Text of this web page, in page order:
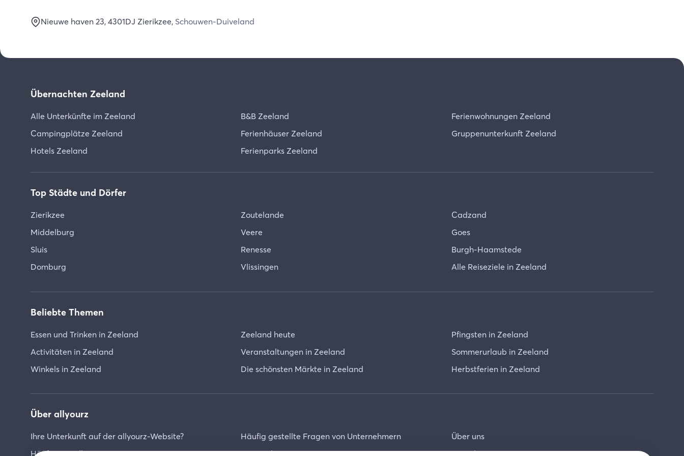
Nieuwe haven 23, 4301DJ Zierikzee, Schouwen-Duiveland
Übernachten Zeeland
Alle Unterkünfte im Zeeland
Campingplätze Zeeland
Hotels Zeeland
B&B Zeeland
Ferienhäuser Zeeland
Ferienparks Zeeland
Ferienwohnungen Zeeland
Gruppenunterkunft Zeeland
Top Städte und Dörfer
Zierikzee
Middelburg
Sluis
Domburg
Zoutelande
Veere
Renesse
Vlissingen
Cadzand
Goes
Burgh-Haamstede
Alle Reiseziele in Zeeland
Beliebte Themen
Essen und Trinken in Zeeland
Activitäten in Zeeland
Winkels in Zeeland
Zeeland heute
Veranstaltungen in Zeeland
Die schönsten Märkte in Zeeland
Pfingsten in Zeeland
Sommerurlaub in Zeeland
Herbstferien in Zeeland
Über allyourz
Ihre Unterkunft auf der allyourz-Website?
Häufig gestellte Fragen
Häufig gestellte Fragen von Unternehmern
Unternehmer-Login
Über uns
Kontakt